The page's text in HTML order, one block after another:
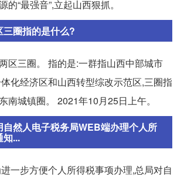
的“最强音”,立起山西狠抓。
三圈指的是什么?
区三圈。 指的是:一群指山西中部城市
化经济区和山西转型综改示范区,三圈指
南城镇圈。 2021年10月25日上午。
自然人电子税务局WEB端办理个人所
知...
一步方便个人所得税事项办理,总局对自